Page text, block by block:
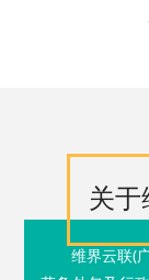
关
维界云联(